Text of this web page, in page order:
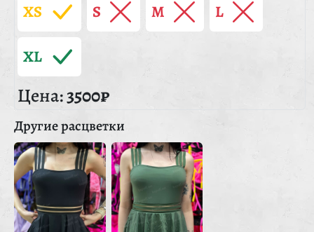
XS S M L
XL
Цена:3500₽
Другие расцветки